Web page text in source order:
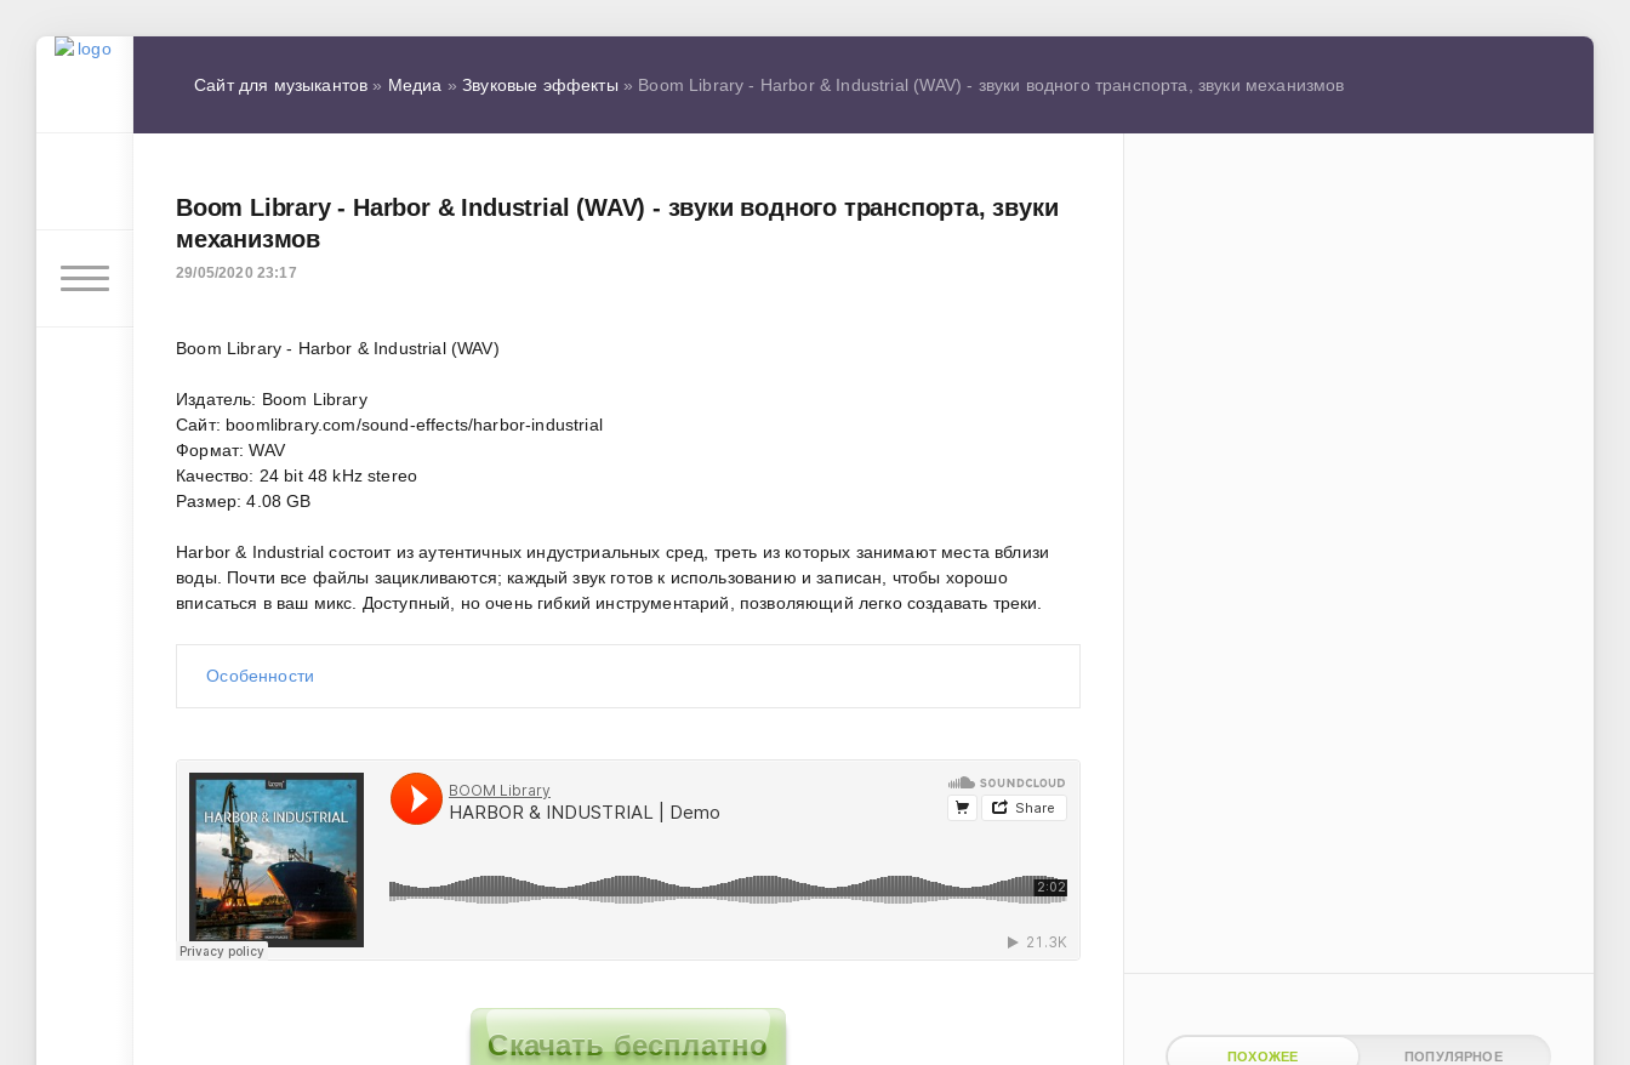
Сайт для музыкантов » Медиа »Звуковые эффекты » Boom Library - Harbor & Industrial (WAV) - звуки водного транспорта, звуки механизмов
Boom Library - Harbor & Industrial (WAV) - звуки водного транспорта, звуки
механизмов
29/05/2020 23:17
Boom Library - Harbor & Industrial (WAV)
Издатель: Boom Library
Сайт: boomlibrary.com/sound-effects/harbor-industrial
Формат: WAV
Качество: 24 bit 48 kHz stereo
Размер: 4.08 GB
Harbor & Industrial состоит из аутентичных индустриальных сред, треть из которых занимают места вблизи
воды. Почти все файлы зацикливаются; каждый звук готов к использованию и записан, чтобы хорошо
вписаться в ваш микс. Доступный, но очень гибкий инструментарий, позволяющий легко создавать треки.
Особенности
Скачать бесплатно ПОХОЖЕЕ ПОПУЛЯРНОЕ